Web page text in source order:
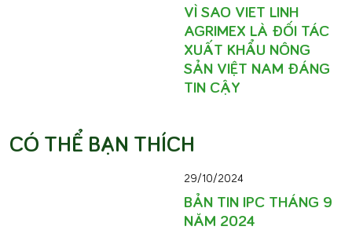
VÌ SAO VIET LINH
AGRIMEX LÀ ĐỐI TÁC
XUẤT KHẨU NÔNG
SẢN VIỆT NAM ĐÁNG
TIN CẬY
CÓ THỂ BẠN THÍCH
29/10/2024
BẢN TIN IPC THÁNG 9
NĂM 2024